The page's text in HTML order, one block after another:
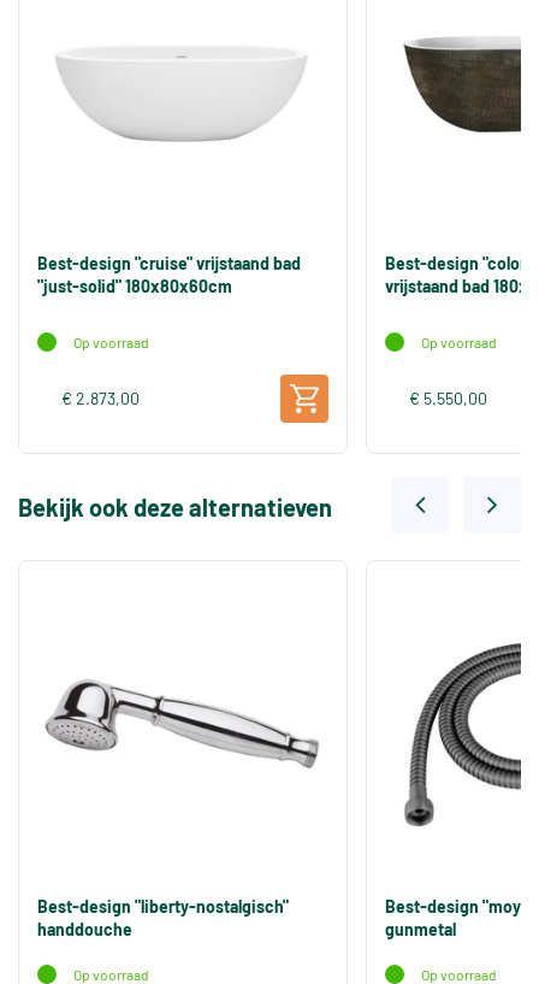
Best-design "cruise" vrijstaand bad
"just-solid" 180x80x60cm
Op voorraad
€ 2.873,00
Best-design
vrijstaand bad
Op voorraad
€ 5.550,00
Bekijk ook deze alternatieven
Best-design "liberty-nostalgisch"
handdouche
Op voorraad
Best-design
gunmetal
Op voorraad